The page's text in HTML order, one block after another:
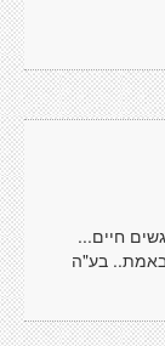
חיים...
באמת.. בע"ה